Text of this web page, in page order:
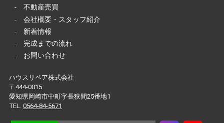
-不動産売買
-会社概要・スタッフ紹介
- 新着情報
- 完成までの流れ
- お問い合わせ
ハウスリペア株式会社
〒444-0015
愛知県岡崎市中町字長狭間25番地1
TEL. 0564-84-5671